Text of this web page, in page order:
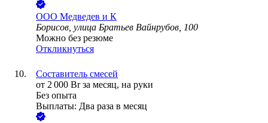
ООО Медведев и К
Борисов, улица Братьев Вайнрубов, 100
Можно без резюме
Откликнуться
Составитель смесей
от 2 000 Br за месяц, на руки
Без опыта
Выплаты: Два раза в месяц